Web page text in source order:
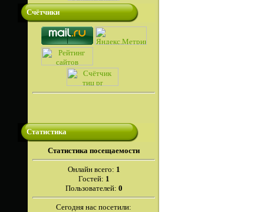
Счётчики
Статистика
Cтатистика посещаемости
Онлайн всего: 1
Гостей: 1
Пользователей: 0
Сегодня нас посетили: